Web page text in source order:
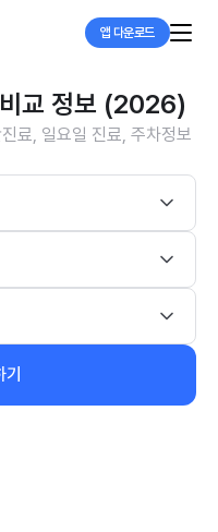
앱 다운로드
교 정보 (2026)
료, 일요일 진료, 주차정보